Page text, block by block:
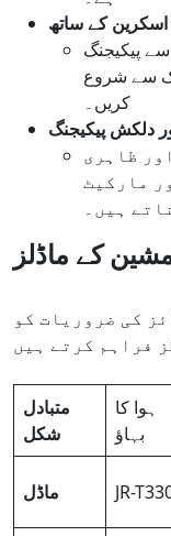
کے ساتھ
سے پیکیجنگ
سے شروع
کریں۔
دلکش پیکیجنگ
ظاہری
مارکیٹ
ہیں۔
کے ماڈلز
کی ضروریات کو
متبادل
شکل
ہوا کا
بہاؤ
ماڈل JR-